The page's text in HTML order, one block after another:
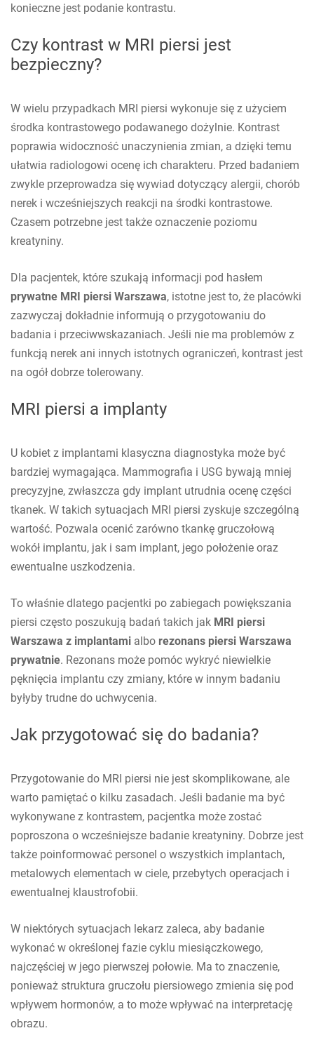
konieczne jest podanie kontrastu.
Czy kontrast w MRI piersi jest
bezpieczny?
W wielu przypadkach MRI piersi wykonuje się z użyciem
środka kontrastowego podawanego dożylnie. Kontrast
poprawia widoczność unaczynienia zmian, a dzięki temu
ułatwia radiologowi ocenę ich charakteru. Przed badaniem
zwykle przeprowadza się wywiad dotyczący alergii, chorób
nerek i wcześniejszych reakcji na środki kontrastowe.
Czasem potrzebne jest także oznaczenie poziomu
kreatyniny.
Dla pacjentek, które szukają informacji pod hasłem
prywatne MRI piersi Warszawa, istotne jest to, że placówki
zazwyczaj dokładnie informują o przygotowaniu do
badania i przeciwwskazaniach. Jeśli nie ma problemów z
funkcją nerek ani innych istotnych ograniczeń, kontrast jest
na ogół dobrze tolerowany.
MRI piersi a implanty
U kobiet z implantami klasyczna diagnostyka może być
bardziej wymagająca. Mammografia i USG bywają mniej
precyzyjne, zwłaszcza gdy implant utrudnia ocenę części
tkanek. W takich sytuacjach MRI piersi zyskuje szczególną
wartość. Pozwala ocenić zarówno tkankę gruczołową
wokół implantu, jak i sam implant, jego położenie oraz
ewentualne uszkodzenia.
To właśnie dlatego pacjentki po zabiegach powiększania
piersi często poszukują badań takich jak MRI piersi
Warszawa z implantami albo rezonans piersi Warszawa
prywatnie. Rezonans może pomóc wykryć niewielkie
pęknięcia implantu czy zmiany, które w innym badaniu
byłyby trudne do uchwycenia.
Jak przygotować się do badania?
Przygotowanie do MRI piersi nie jest skomplikowane, ale
warto pamiętać o kilku zasadach. Jeśli badanie ma być
wykonywane z kontrastem, pacjentka może zostać
poproszona o wcześniejsze badanie kreatyniny. Dobrze jest
także poinformować personel o wszystkich implantach,
metalowych elementach w ciele, przebytych operacjach i
ewentualnej klaustrofobii.
W niektórych sytuacjach lekarz zaleca, aby badanie
wykonać w określonej fazie cyklu miesiączkowego,
najczęściej w jego pierwszej połowie. Ma to znaczenie,
ponieważ struktura gruczołu piersiowego zmienia się pod
wpływem hormonów, a to może wpływać na interpretację
obrazu.